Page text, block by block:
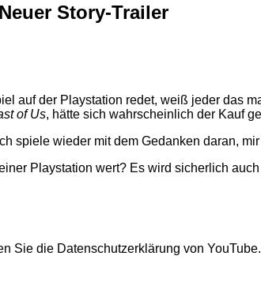
Story-Trailer
auf der Playstation redet, weiß jeder das
of Us, hätte sich wahrscheinlich der Kauf
spiele wieder mit dem Gedanken daran,
Playstation wert? Es wird sicherlich
Sie die Datenschutzerklärung von YouTube.